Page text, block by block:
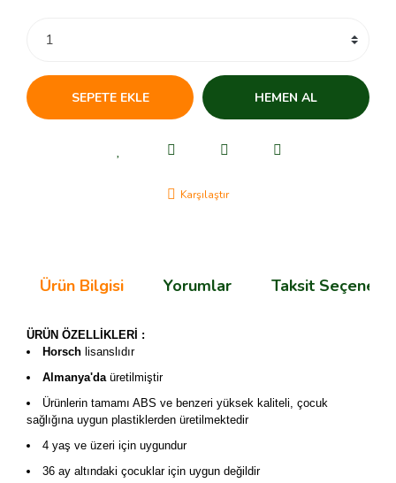
SEPETE EKLE HEMEN AL
Karşılaştır
Ürün Bilgisi Yorumlar Taksit
ÜRÜN ÖZELLİKLERİ :
Horsch lisanslıdır
Almanya'da üretilmiştir
Ürünlerin tamamı ABS ve benzeri yüksek kaliteli, çocuk
sağlığına uygun plastiklerden üretilmektedir
4 yaş ve üzeri için uygundur
36 ay altındaki çocuklar için uygun değildir